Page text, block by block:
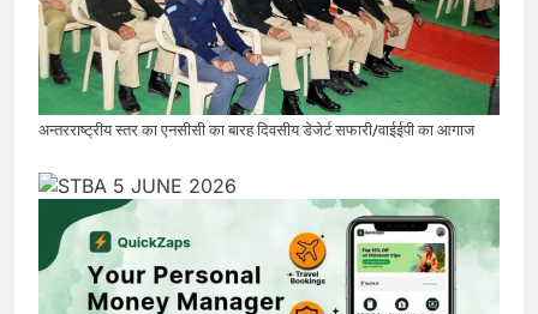
अन्तरराष्ट्रीय स्तर का एनसीसी का बारह दिवसीय डेजेर्ट सफारी/वाईईपी का आगाज